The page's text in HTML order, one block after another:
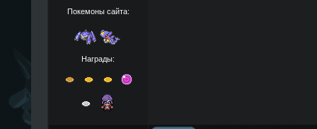
Покемоны сайта:
Награды: